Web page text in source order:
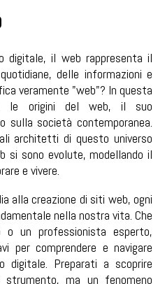
digitale, il web rappresenta il
delle informazioni e
veramente "web"? In questa
le origini del web, il suo
società contemporanea.
architetti di questo universo
si sono evolute, modellando il
e vivere.
alla creazione di siti web, ogni
nella nostra vita. Che
un professionista esperto,
per comprendere e navigare
digitale. Preparati a scoprire
ma un fenomeno